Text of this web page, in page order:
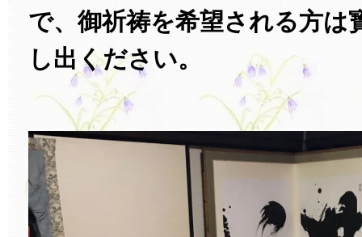
で、御祈祷を希望される方は
し出ください。